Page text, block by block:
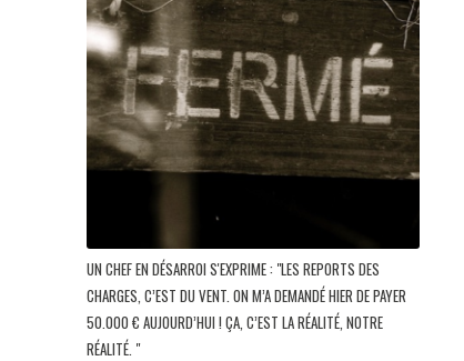
UN CHEF EN DÉSARROI S'EXPRIME : "LES REPORTS DES
CHARGES, C’EST DU VENT. ON M’A DEMANDÉ HIER DE PAYER
50.000 € AUJOURD’HUI ! ÇA, C’EST LA RÉALITÉ, NOTRE
RÉALITÉ. "